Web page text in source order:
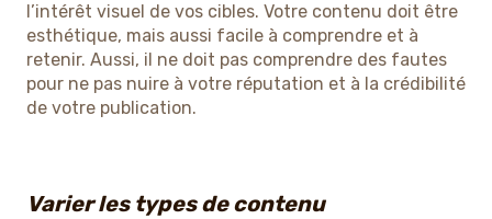
l’intérêt visuel de vos cibles. Votre contenu doit être
esthétique, mais aussi facile à comprendre et à
retenir. Aussi, il ne doit pas comprendre des fautes
pour ne pas nuire à votre réputation et à la crédibilité
de votre publication.
Varier les types de contenu